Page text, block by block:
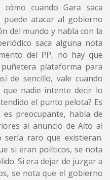
cuando Gara saca
atacar al gobierno
del mundo y habla con la
saca alguna nota
del PP, no hay que
plataforma para
de sencillo, vale cuando
nadie intente decir lo
el punto pelota? Es
preocupante, habla de
al anuncio de Alto al
sería raro que existieran.
si eran políticos, se nota
Si era dejar de juzgar a
se nota que el gobierno